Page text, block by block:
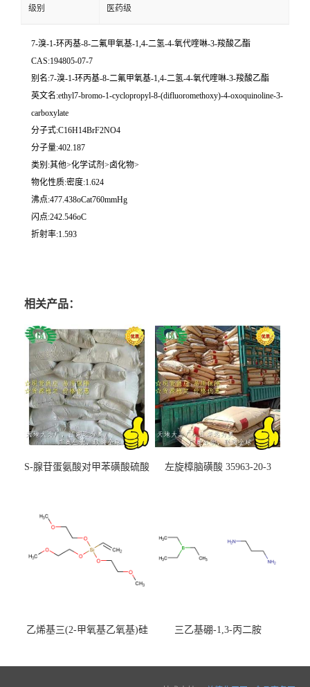
级别 医药级
7-溴-1-环丙基-8-二氟甲氧基-1,4-二氢-4-氧代喹啉-3-羧酸乙酯
CAS:194805-07-7
别名:7-溴-1-环丙基-8-二氟甲氧基-1,4-二氢-4-氧代喹啉-3-羧酸乙酯
英文名:ethyl7-bromo-1-cyclopropyl-8-(difluoromethoxy)-4-oxoquinoline-3-
carboxylate
分子式:C16H14BrF2NO4
分子量:402.187
类别:其他>化学试剂>卤化物>
物化性质:密度:1.624
沸点:477.438oCat760mmHg
闪点:242.546oC
折射率:1.593
相关产品：
S-腺苷蛋氨酸对甲苯磺酸硫酸
左旋樟脑磺酸 35963-20-3
乙烯基三(2-甲氧基乙氧基)硅
三乙基硼-1,3-丙二胺